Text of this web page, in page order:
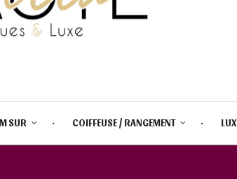
SUR COIFFEUSE / RANGEMENT